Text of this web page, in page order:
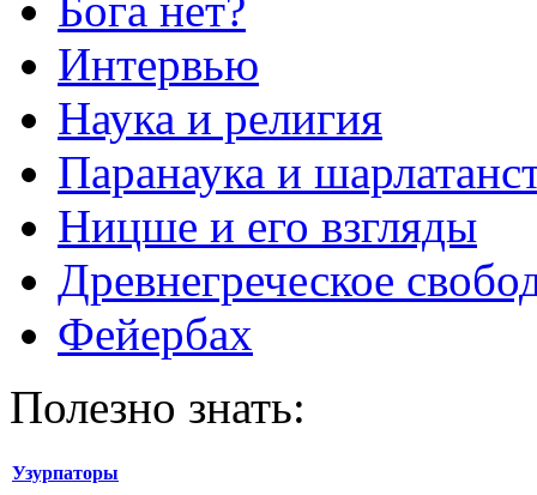
Бога нет?
Интервью
Наука и религия
Паранаука и
Ницше и его взгляды
Древнегреческое
Фейербах
Полезно знать:
Узурпаторы